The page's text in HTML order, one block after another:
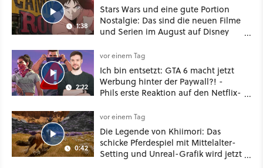
1:38
Stars Wars und eine gute Portion
Nostalgie: Das sind die neuen Filme
und Serien im August auf Disney
2:22
vor einem Tag
Ich bin entsetzt: GTA 6 macht jetzt
Werbung hinter der Paywall?! -
Phils erste Reaktion auf den Netflix-
0:42
vor einem Tag
Die Legende von Khiimori: Das
schicke Pferdespiel mit Mittelalter-
Setting und Unreal-Grafik wird jetzt